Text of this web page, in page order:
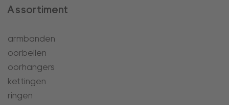
Assortiment
armbanden
oorbellen
oorhangers
kettingen
ringen